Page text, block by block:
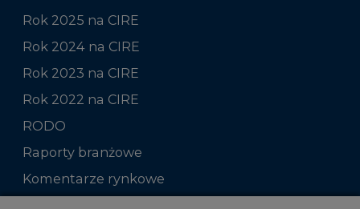
Rok 2025 na CIRE
Rok 2024 na CIRE
Rok 2023 na CIRE
Rok 2022 na CIRE
RODO
Raporty branżowe
Komentarze rynkowe